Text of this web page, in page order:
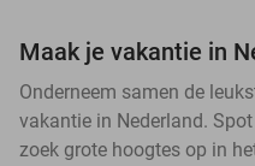
Maak je vakantie in
Onderneem samen de
vakantie in Nederland.
zoek grote hoogtes op in